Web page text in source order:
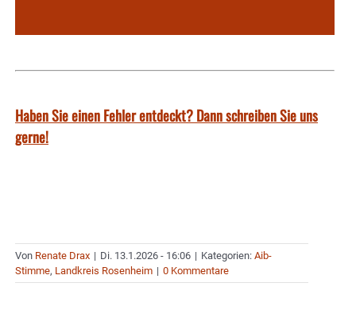
Haben Sie einen Fehler entdeckt? Dann schreiben Sie uns
gerne!
Von Renate Drax | Di. 13.1.2026 - 16:06 | Kategorien: Aib-
Stimme, Landkreis Rosenheim | 0 Kommentare